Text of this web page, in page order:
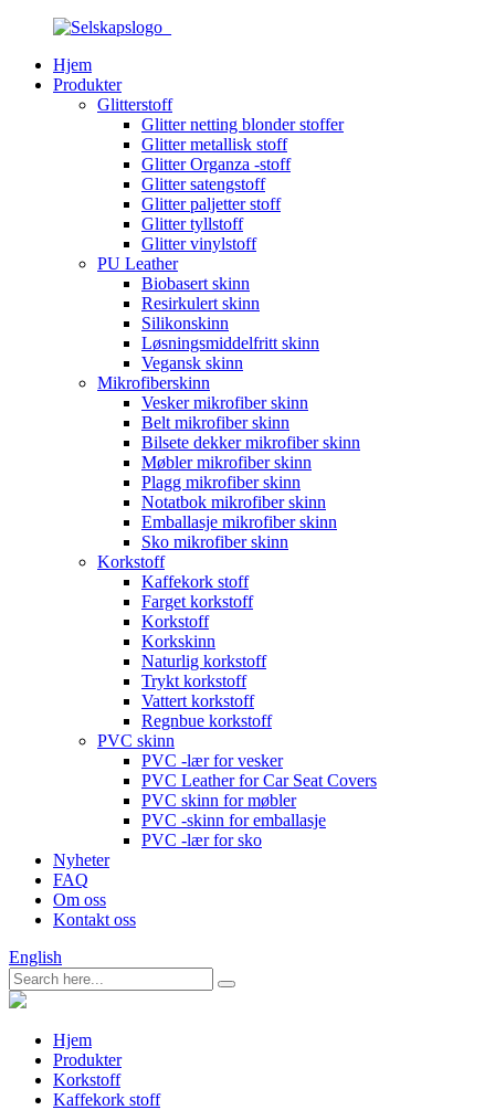
Hjem
Produkter
Glitterstoff
Glitter netting blonder stoffer
Glitter metallisk stoff
Glitter Organza -stoff
Glitter satengstoff
Glitter paljetter stoff
Glitter tyllstoff
Glitter vinylstoff
PU Leather
Biobasert skinn
Resirkulert skinn
Silikonskinn
Løsningsmiddelfritt skinn
Vegansk skinn
Mikrofiberskinn
Vesker mikrofiber skinn
Belt mikrofiber skinn
Bilsete dekker mikrofiber skinn
Møbler mikrofiber skinn
Plagg mikrofiber skinn
Notatbok mikrofiber skinn
Emballasje mikrofiber skinn
Sko mikrofiber skinn
Korkstoff
Kaffekork stoff
Farget korkstoff
Korkstoff
Korkskinn
Naturlig korkstoff
Trykt korkstoff
Vattert korkstoff
Regnbue korkstoff
PVC skinn
PVC -lær for vesker
PVC Leather for Car Seat Covers
PVC skinn for møbler
PVC -skinn for emballasje
PVC -lær for sko
Nyheter
FAQ
Om oss
Kontakt oss
English
Hjem
Produkter
Korkstoff
Kaffekork stoff